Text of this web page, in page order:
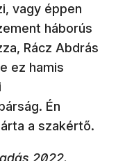
vagy éppen
háborús
Rácz Abdrás
ez hamis
Én
a szakértő.
2022.